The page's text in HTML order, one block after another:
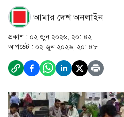
আমার দেশ অনলাইন
প্রকাশ : ০২ জুন ২০২৬, ২০: ৪২
আপডেট : ০২ জুন ২০২৬, ২০: ৪৮